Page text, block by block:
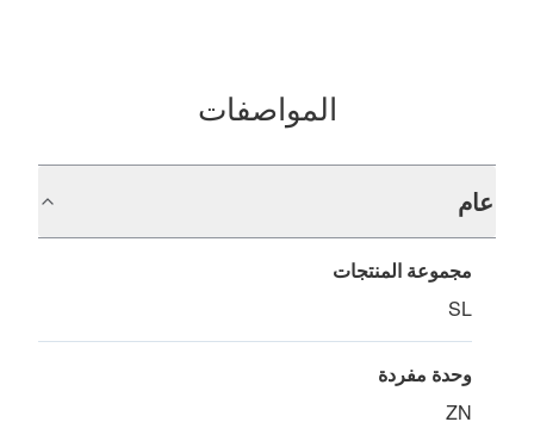
المواصفات
عام
مجموعة المنتجات
SL
وحدة مفردة
ZN